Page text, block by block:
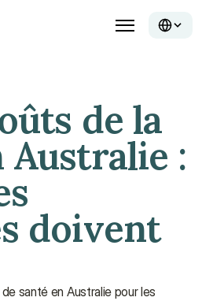
de la
Australie :
doivent
santé en Australie pour les